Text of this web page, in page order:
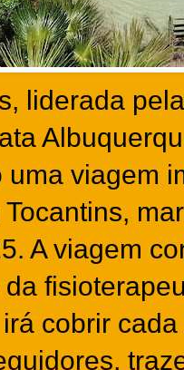
liderada
uma viagem
A viagem
cobrir